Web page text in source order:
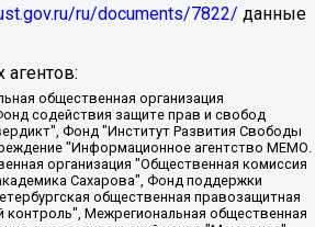
ru/documents/7822/ данные
агентов:
с ограниченной ответственностью "Альтаир 2021", Общество с ограниченной ответственностью "Вега 2021", Общество с ограниченной ответственностью "Главный редактор 2021", Общество с ограниченной ответственностью "Ромашки монолит", Важенков Артем Валерьевич, Ивановская областная общественная организация "Центр гендерных исследований", Гурман Юрий Альбертович, Медиапроект "ОВД-Инфо", Егоров Владимир Владимирович, Жилинский Владимир Александрович, Общество с ограниченной ответственностью "ЗП", Иванова София Юрьевна, Карезина Инна Павловна, Кильтау Екатерина Викторовна, Петров Алексей Викторович, Пискунов Сергей Евгеньевич, Смирнов Сергей Сергеевич, Тихонов Михаил Сергеевич, Общество с ограниченной ответственностью "ЖУРНАЛИСТ-ИНОСТРАННЫЙ АГЕНТ", Арапова Галина Юрьевна, Вольтская Татьяна Анатольевна, Американская компания "Mason G.E.S. Anonymous Foundation" (США), являющаяся владельцем интернет-издания https://mnews.world/, Компания "Stichting Bellingcat", зарегистрированная в Нидерландах (дата регистрации 11.07.2018), Захаров Андрей Вячеславович, Клепиковская Екатерина Дмитриевна, Общество с ограниченной ответственностью "МЕМО", Перл Роман Александрович, Симонов Евгений Алексеевич, Соловьева Елена Анатольевна, Сотников Даниил Владимирович, Сурначева Елизавета Дмитриевна, Автономная некоммерческая организация по защите прав человека и информированию населения "Якутия – Наше Мнение", Общество с ограниченной ответственностью "Москоу диджитал медиа", с 26.01.2023 Общество с ограниченной ответственностью "Чайка Белые сады", Ветошкина Валерия Валерьевна, Заговора Максим Александрович, Межрегиональное общественное движение "Российская ЛГБТ - сеть", Оленичев Максим Владимирович, Павлов Иван Юрьевич, Скворцова Елена Сергеевна, Общество с ограниченной ответственностью "Как бы инагент", Кочетков Игорь Викторович, Общество с ограниченной ответственностью "Честные выборы", Еланчик Олег Александрович, Общество с ограниченной ответственностью "Нобелевский призыв", Гималова Регина Эмилевна, Григорьев Андрей Валерьевич, Григорьева Алина Александровна, Ассоциация по содействию защите прав призывников, альтернативнослужащих и военнослужащих "Правозащитная группа "Гражданин.Армия.Право", Хисамова Регина Фаритовна, Автономная некоммерческая организация по реализации социально-правовых программ "Лилит", Дальневосточное общественное движение "Маяк", Санкт-Петербургская ЛГБТ-инициативная группа "Выход", Инициативная группа ЛГБТ+ "Реверс", Алексеев Андрей Викторович, Бекбулатова Таисия Львовна, Беляев Иван Михайлович, Владыкина Елена Сергеевна, Гельман Марат Александрович, Никульшина Вероника Юрьевна, Толоконникова Надежда Андреевна, Шендерович Виктор Анатольевич, Общество с ограниченной ответственностью "Данное сообщение", Общество с ограниченной ответственностью Издательский дом "Новая глава", Айнбиндер Александра Александровна, Московский комьюнити-центр для ЛГБТ+инициатив, Благотворительный фонд развития филантропии, Deutsche Welle (Германия, Kurt-Schumacher-Strasse 3, 53113 Bonn), Борзунова Мария Михайловна, Воробьев Виктор Викторович, Голубева Анна Львовна, Константинова Алла Михайловна, Малкова Ирина Владимировна, Мурадов Мурад Абдулгалимович, Осетинская Елизавета Николаевна, Понасенков Евгений Николаевич, Ганапольский Матвей Юрьевич, Киселев Евгений Алексеевич, Борухович Ирина Григорьевна, Дремин Иван Тимофеевич, Дубровский Дмитрий Викторович, Красноярская региональная общественная организация поддержки и развития альтернативных образовательных технологий и межкультурных коммуникаций "ИНТЕРРА", Маяковская Екатерина Алексеевна, Фейгин Марк Захарович, Филимонов Андрей Викторович, Дзугкоева Регина Николаевна, Доброхотов Роман Александрович, Дудь Юрий Александрович, Елкин Сергей Владимирович, Кругликов Кирилл Игоревич, Сабунаева Мария Леонидовна, Семенов Алексей Владимирович, Шаинян Карен Багратович, Шульман Екатерина Михайловна, Асафьев Артур Валерьевич, Вахштайн Виктор Семенович, Венедиктов Алексей Алексеевич, Лушникова Екатерина Евгеньевна, Волков Леонид Михайлович, Невзоров Александр Глебович, Пархоменко Сергей Борисович, Сироткин Ярослав Николаевич, Кара-Мурза Владимир Владимирович, Баранова Наталья Владимировна, Гозман Леонид Яковлевич, Кагарлицкий Борис Юльевич, Климарев Михаил Валерьевич, Милов Владимир Станиславович, Автономная некоммерческая организация Краснодарский центр современного искусства "Типография", Моргенштерн Алишер Тагирович, Соболь Любовь Эдуардовна, Общество с ограниченной ответственностью "ЛИЗА НОРМ", Каспаров Гарри Кимович, Ходорковский Михаил Борисович, Общество с ограниченной ответственностью "Апрельские тезисы", Данилович Ирина Брониславовна, Кашин Олег Владимирович, Петров Николай Владимирович, Пивоваров Алексей Владимирович, Соколов Михаил Владимирович, Цветкова Юлия Владимировна, Чичваркин Евгений Александрович, Комитет против пыток/Команда против пыток, Общество с ограниченной ответственностью "Первый научный", Общество с ограниченной ответственностью "Вертолет и ко", Белоцерковская Вероника Борисовна, Кац Максим Евгеньевич, Лазарева Татьяна Юрьевна, Шаведдинов Руслан Табризович, Яшин Илья Валерьевич, Общество с ограниченной ответственностью "Иноагент ААВ", Алешковский Дмитрий Петрович, Альбац Евгения Марковна, Быков Дмитрий Львович, Галямина Юлия Евгеньевна, Лойко Сергей Леонидович, Мартынов Кирилл Константинович, Медведев Сергей Александрович, Крашенинников Федор Геннадиевич, Гордеева Катерина Вл